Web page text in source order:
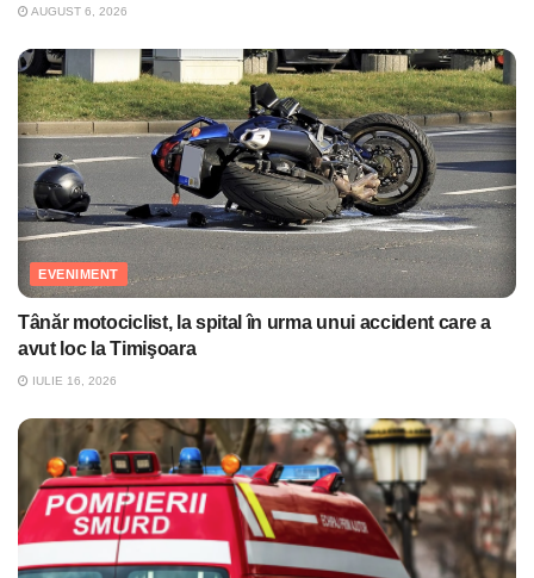
AUGUST 6, 2026
EVENIMENT
Tânăr motociclist, la spital în urma unui accident care a
avut loc la Timişoara
IULIE 16, 2026